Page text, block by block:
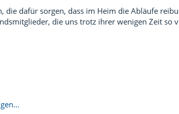
die dafür sorgen, dass im Heim die Abläufe
die uns trotz ihrer wenigen Zeit so